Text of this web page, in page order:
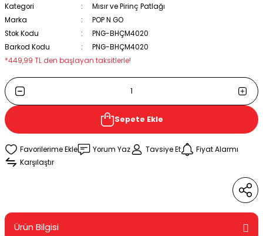
Kategori
Mısır ve Pirinç Patlağı
Marka
POP N GO
Stok Kodu
PNG-BHÇM4020
Barkod Kodu
PNG-BHÇM4020
*449,99 TL den başlayan taksitlerle!
Sepete Ekle
Yorum Yaz Tavsiye Et
Fiyat Alarmı
Karşılaştır
Ürün Bilgisi